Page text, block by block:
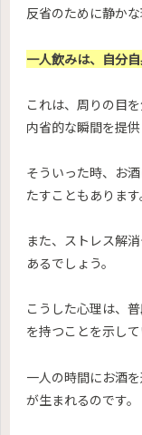
反省のために静か
一人飲みは、自分
これは、周りの目
内省的な瞬間を提供
そういった時、お
たすこともあります
また、ストレス解
あるでしょう。
こうした心理は、
を持つことを示して
一人の時間にお酒
が生まれるのです。